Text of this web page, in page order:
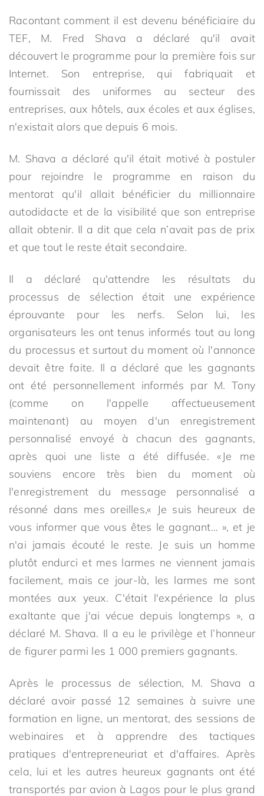
Racontant comment il est devenu bénéficiaire du
TEF, M. Fred Shava a déclaré qu'il avait
découvert le programme pour la première fois sur
Internet. Son entreprise, qui fabriquait et
fournissait des uniformes au secteur des
entreprises, aux hôtels, aux écoles et aux églises,
n'existait alors que depuis 6 mois.
M. Shava a déclaré qu'il était motivé à postuler
pour rejoindre le programme en raison du
mentorat qu'il allait bénéficier du millionnaire
autodidacte et de la visibilité que son entreprise
allait obtenir. Il a dit que cela n’avait pas de prix
et que tout le reste était secondaire.
Il a déclaré qu'attendre les résultats du
processus de sélection était une expérience
éprouvante pour les nerfs. Selon lui, les
organisateurs les ont tenus informés tout au long
du processus et surtout du moment où l'annonce
devait être faite. Il a déclaré que les gagnants
ont été personnellement informés par M. Tony
(comme on l'appelle affectueusement
maintenant) au moyen d'un enregistrement
personnalisé envoyé à chacun des gagnants,
après quoi une liste a été diffusée. «Je me
souviens encore très bien du moment où
l'enregistrement du message personnalisé a
résonné dans mes oreilles,« Je suis heureux de
vous informer que vous êtes le gagnant… », et je
n'ai jamais écouté le reste. Je suis un homme
plutôt endurci et mes larmes ne viennent jamais
facilement, mais ce jour-là, les larmes me sont
montées aux yeux. C'était l'expérience la plus
exaltante que j'ai vécue depuis longtemps », a
déclaré M. Shava. Il a eu le privilège et l’honneur
de figurer parmi les 1 000 premiers gagnants.
Après le processus de sélection, M. Shava a
déclaré avoir passé 12 semaines à suivre une
formation en ligne, un mentorat, des sessions de
webinaires et à apprendre des tactiques
pratiques d'entrepreneuriat et d'affaires. Après
cela, lui et les autres heureux gagnants ont été
transportés par avion à Lagos pour le plus grand